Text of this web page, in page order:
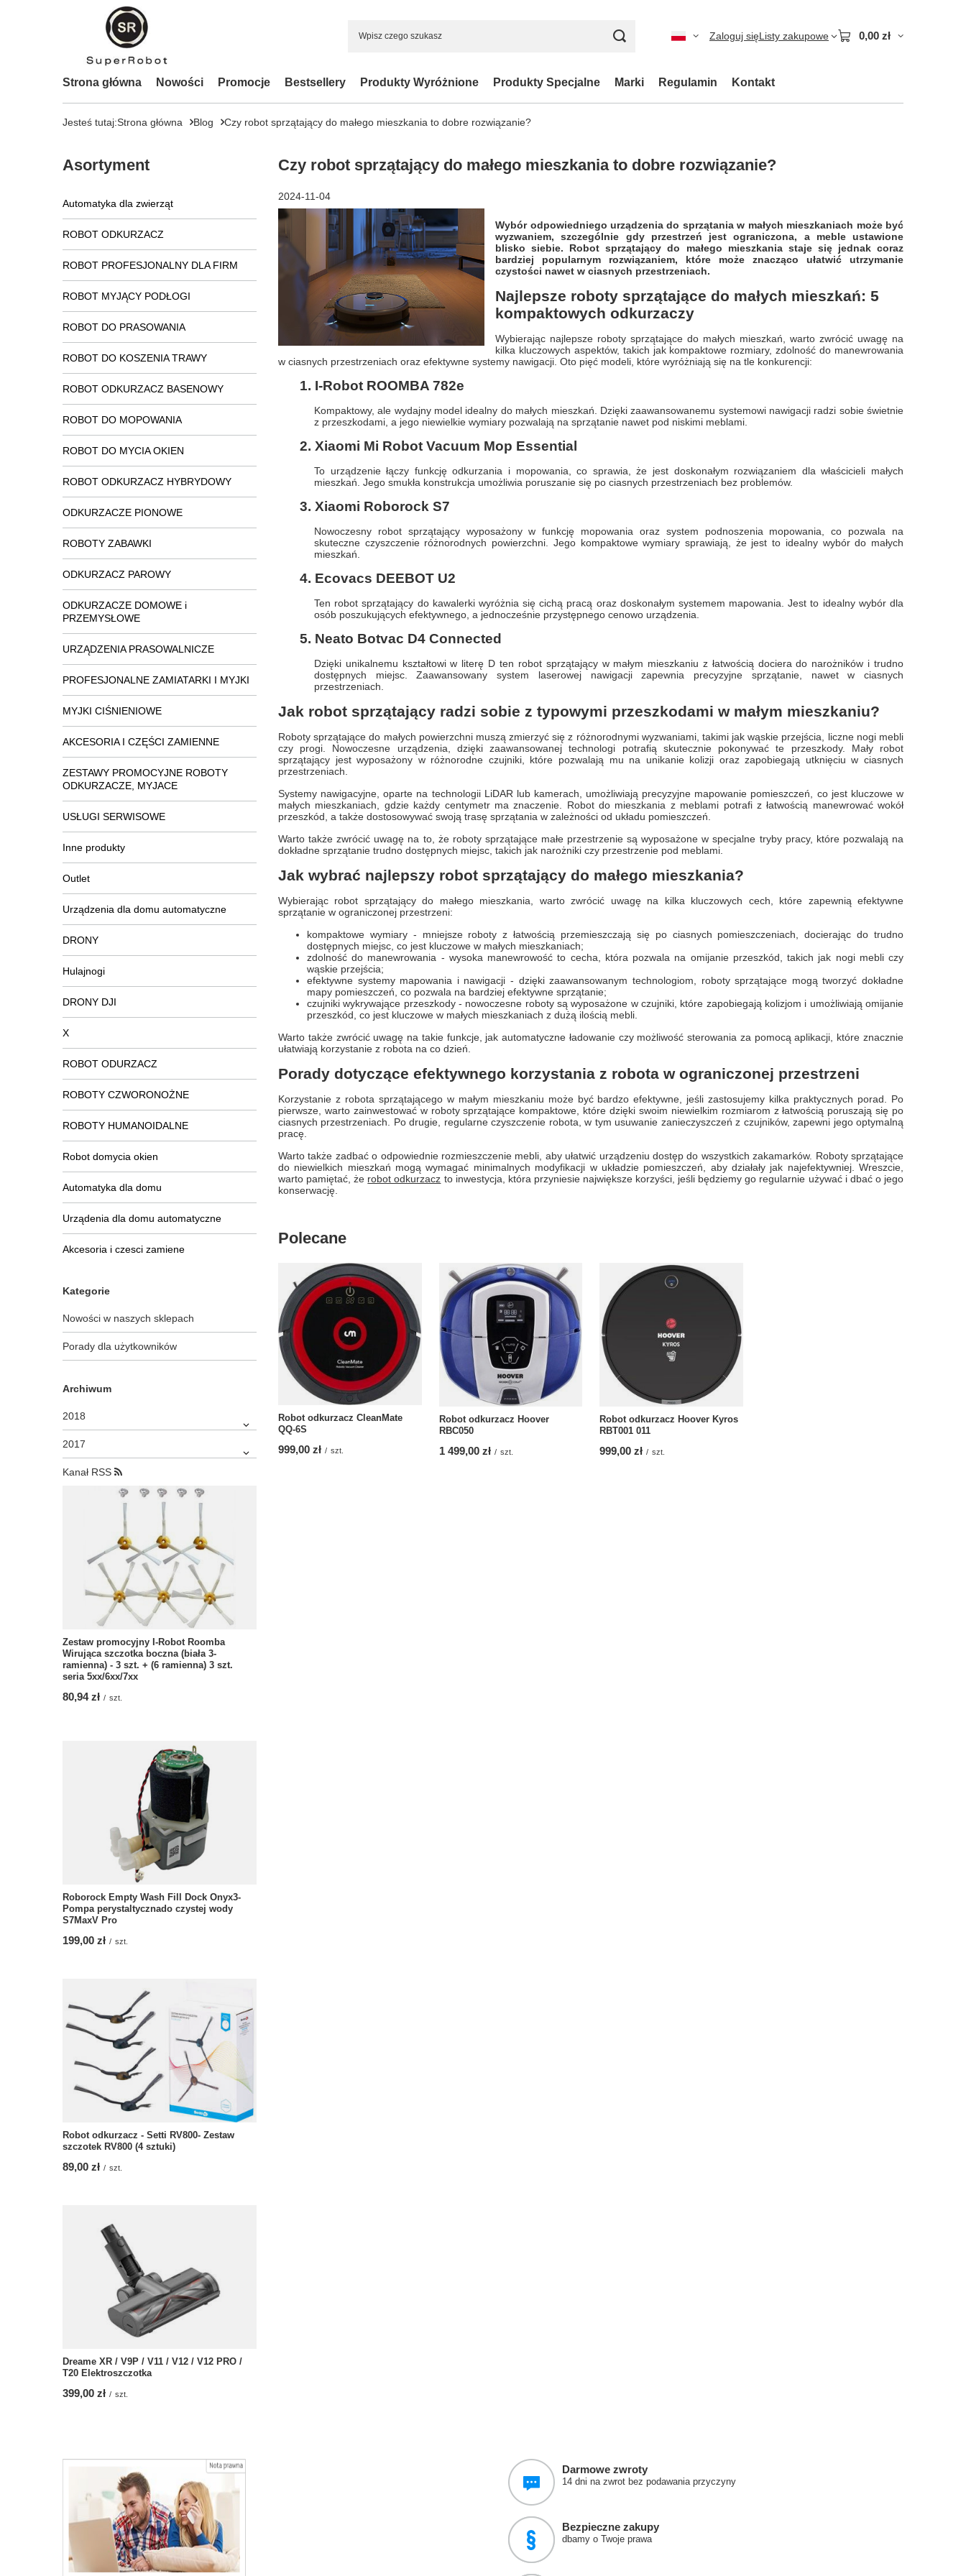
Zaloguj sięListy zakupowe 0,00 zł
Strona główna Nowości Promocje Bestsellery Produkty Wyróżnione Produkty Specjalne Marki Regulamin Kontakt
Jesteś tutaj:Strona główna Blog Czy robot sprzątający do małego mieszkania to dobre rozwiązanie?
Asortyment
Automatyka dla zwierząt
ROBOT ODKURZACZ
ROBOT PROFESJONALNY DLA FIRM
ROBOT MYJĄCY PODŁOGI
ROBOT DO PRASOWANIA
ROBOT DO KOSZENIA TRAWY
ROBOT ODKURZACZ BASENOWY
ROBOT DO MOPOWANIA
ROBOT DO MYCIA OKIEN
ROBOT ODKURZACZ HYBRYDOWY
ODKURZACZE PIONOWE
ROBOTY ZABAWKI
ODKURZACZ PAROWY
ODKURZACZE DOMOWE i
PRZEMYSŁOWE
URZĄDZENIA PRASOWALNICZE
PROFESJONALNE ZAMIATARKI I MYJKI
MYJKI CIŚNIENIOWE
AKCESORIA I CZĘŚCI ZAMIENNE
ZESTAWY PROMOCYJNE ROBOTY
ODKURZACZE, MYJACE
USŁUGI SERWISOWE
Inne produkty
Outlet
Urządzenia dla domu automatyczne
DRONY
Hulajnogi
DRONY DJI
X
ROBOT ODURZACZ
ROBOTY CZWORONOŻNE
ROBOTY HUMANOIDALNE
Robot domycia okien
Automatyka dla domu
Urządenia dla domu automatyczne
Akcesoria i czesci zamiene
Kategorie
Nowości w naszych sklepach
Porady dla użytkowników
Archiwum
2018
2017
Kanał RSS
Zestaw promocyjny I-Robot Roomba
Wirująca szczotka boczna (biała 3-
ramienna) - 3 szt. + (6 ramienna) 3 szt.
seria 5xx/6xx/7xx
80,94 zł / szt.
Roborock Empty Wash Fill Dock Onyx3-
Pompa perystaltycznado czystej wody
S7MaxV Pro
199,00 zł / szt.
Robot odkurzacz - Setti RV800- Zestaw
szczotek RV800 (4 sztuki)
89,00 zł / szt.
Dreame XR / V9P / V11 / V12 / V12 PRO /
T20 Elektroszczotka
399,00 zł / szt.
Czy robot sprzątający do małego mieszkania to dobre rozwiązanie?
2024-11-04
Wybór odpowiedniego urządzenia do sprzątania w małych mieszkaniach może być
wyzwaniem, szczególnie gdy przestrzeń jest ograniczona, a meble ustawione
blisko siebie. Robot sprzątający do małego mieszkania staje się jednak coraz
bardziej popularnym rozwiązaniem, które może znacząco ułatwić utrzymanie
czystości nawet w ciasnych przestrzeniach.
Najlepsze roboty sprzątające do małych mieszkań: 5
kompaktowych odkurzaczy
Wybierając najlepsze roboty sprzątające do małych mieszkań, warto zwrócić uwagę na
kilka kluczowych aspektów, takich jak kompaktowe rozmiary, zdolność do manewrowania
w ciasnych przestrzeniach oraz efektywne systemy nawigacji. Oto pięć modeli, które wyróżniają się na tle konkurencji:
1. I-Robot ROOMBA 782e
Kompaktowy, ale wydajny model idealny do małych mieszkań. Dzięki zaawansowanemu systemowi nawigacji radzi sobie świetnie
z przeszkodami, a jego niewielkie wymiary pozwalają na sprzątanie nawet pod niskimi meblami.
2. Xiaomi Mi Robot Vacuum Mop Essential
To urządzenie łączy funkcję odkurzania i mopowania, co sprawia, że jest doskonałym rozwiązaniem dla właścicieli małych
mieszkań. Jego smukła konstrukcja umożliwia poruszanie się po ciasnych przestrzeniach bez problemów.
3. Xiaomi Roborock S7
Nowoczesny robot sprzątający wyposażony w funkcję mopowania oraz system podnoszenia mopowania, co pozwala na
skuteczne czyszczenie różnorodnych powierzchni. Jego kompaktowe wymiary sprawiają, że jest to idealny wybór do małych
mieszkań.
4. Ecovacs DEEBOT U2
Ten robot sprzątający do kawalerki wyróżnia się cichą pracą oraz doskonałym systemem mapowania. Jest to idealny wybór dla
osób poszukujących efektywnego, a jednocześnie przystępnego cenowo urządzenia.
5. Neato Botvac D4 Connected
Dzięki unikalnemu kształtowi w literę D ten robot sprzątający w małym mieszkaniu z łatwością dociera do narożników i trudno
dostępnych miejsc. Zaawansowany system laserowej nawigacji zapewnia precyzyjne sprzątanie, nawet w ciasnych
przestrzeniach.
Jak robot sprzątający radzi sobie z typowymi przeszkodami w małym mieszkaniu?
Roboty sprzątające do małych powierzchni muszą zmierzyć się z różnorodnymi wyzwaniami, takimi jak wąskie przejścia, liczne nogi mebli
czy progi. Nowoczesne urządzenia, dzięki zaawansowanej technologi potrafią skutecznie pokonywać te przeszkody. Mały robot
sprzątający jest wyposażony w różnorodne czujniki, które pozwalają mu na unikanie kolizji oraz zapobiegają utknięciu w ciasnych
przestrzeniach.
Systemy nawigacyjne, oparte na technologii LiDAR lub kamerach, umożliwiają precyzyjne mapowanie pomieszczeń, co jest kluczowe w
małych mieszkaniach, gdzie każdy centymetr ma znaczenie. Robot do mieszkania z meblami potrafi z łatwością manewrować wokół
przeszkód, a także dostosowywać swoją trasę sprzątania w zależności od układu pomieszczeń.
Warto także zwrócić uwagę na to, że roboty sprzątające małe przestrzenie są wyposażone w specjalne tryby pracy, które pozwalają na
dokładne sprzątanie trudno dostępnych miejsc, takich jak narożniki czy przestrzenie pod meblami.
Jak wybrać najlepszy robot sprzątający do małego mieszkania?
Wybierając robot sprzątający do małego mieszkania, warto zwrócić uwagę na kilka kluczowych cech, które zapewnią efektywne
sprzątanie w ograniczonej przestrzeni:
kompaktowe wymiary - mniejsze roboty z łatwością przemieszczają się po ciasnych pomieszczeniach, docierając do trudno
dostępnych miejsc, co jest kluczowe w małych mieszkaniach;
zdolność do manewrowania - wysoka manewrowość to cecha, która pozwala na omijanie przeszkód, takich jak nogi mebli czy
wąskie przejścia;
efektywne systemy mapowania i nawigacji - dzięki zaawansowanym technologiom, roboty sprzątające mogą tworzyć dokładne
mapy pomieszczeń, co pozwala na bardziej efektywne sprzątanie;
czujniki wykrywające przeszkody - nowoczesne roboty są wyposażone w czujniki, które zapobiegają kolizjom i umożliwiają omijanie
przeszkód, co jest kluczowe w małych mieszkaniach z dużą ilością mebli.
Warto także zwrócić uwagę na takie funkcje, jak automatyczne ładowanie czy możliwość sterowania za pomocą aplikacji, które znacznie
ułatwiają korzystanie z robota na co dzień.
Porady dotyczące efektywnego korzystania z robota w ograniczonej przestrzeni
Korzystanie z robota sprzątającego w małym mieszkaniu może być bardzo efektywne, jeśli zastosujemy kilka praktycznych porad. Po
pierwsze, warto zainwestować w roboty sprzątające kompaktowe, które dzięki swoim niewielkim rozmiarom z łatwością poruszają się po
ciasnych przestrzeniach. Po drugie, regularne czyszczenie robota, w tym usuwanie zanieczyszczeń z czujników, zapewni jego optymalną
pracę.
Warto także zadbać o odpowiednie rozmieszczenie mebli, aby ułatwić urządzeniu dostęp do wszystkich zakamarków. Roboty sprzątające
do niewielkich mieszkań mogą wymagać minimalnych modyfikacji w układzie pomieszczeń, aby działały jak najefektywniej. Wreszcie,
warto pamiętać, że robot odkurzacz to inwestycja, która przyniesie największe korzyści, jeśli będziemy go regularnie używać i dbać o jego
konserwację.
Polecane
Robot odkurzacz CleanMate
QQ-6S
999,00 zł / szt.
Robot odkurzacz Hoover
RBC050
1 499,00 zł / szt.
Robot odkurzacz Hoover Kyros
RBT001 011
999,00 zł / szt.
Darmowe zwroty
14 dni na zwrot bez podawania przyczyny
Bezpieczne zakupy
dbamy o Twoje prawa